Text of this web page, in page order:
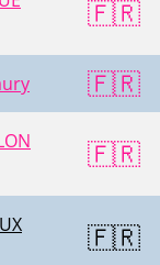
🇫🇷
🇫🇷
🇫🇷
🇫🇷